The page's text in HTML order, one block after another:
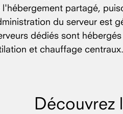
partagé,
du serveur est
dédiés sont
et chauffage centraux.
Découvrez